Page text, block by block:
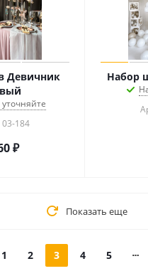
Девичник
03-184
₽
Набор
Показать еще
1 2 3 4 5